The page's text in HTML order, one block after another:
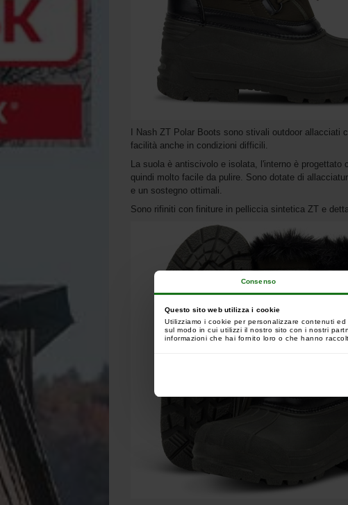
Consenso
Questo sito web utilizza i cookie
Utilizziamo i cookie per personalizzare contenuti
sul modo in cui utilizzi il nostro sito con i nostri
informazioni che hai fornito loro o che hanno
I Nash ZT Polar Boots sono stivali outdoor
facilità anche in condizioni difficili.
La suola è antiscivolo e isolata, l'interno è
quindi molto facile da pulire. Sono dotate di
e un sostegno ottimali.
Sono rifiniti con finiture in pelliccia sintetica ZT e